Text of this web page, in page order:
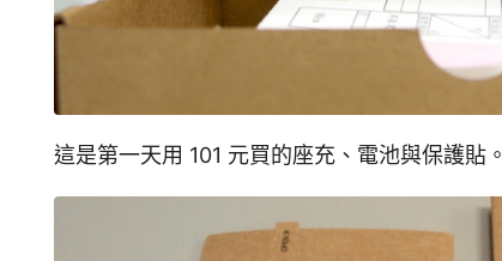
這是第一天用 101 元買的座充、電池與保護貼。